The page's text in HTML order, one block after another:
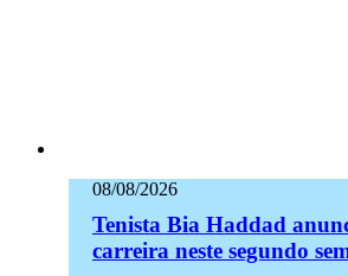
08/08/2026
Tenista Bia Haddad
carreira neste segundo